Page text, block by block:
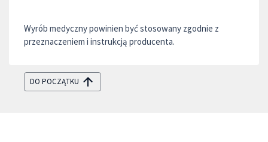
Wyrób medyczny powinien być stosowany zgodnie z
przeznaczeniem i instrukcją producenta.
DO POCZĄTKU